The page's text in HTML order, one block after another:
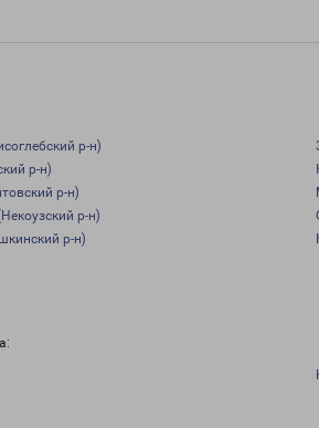
р-н)
р-н)
р-н)
р-н)
р-н)